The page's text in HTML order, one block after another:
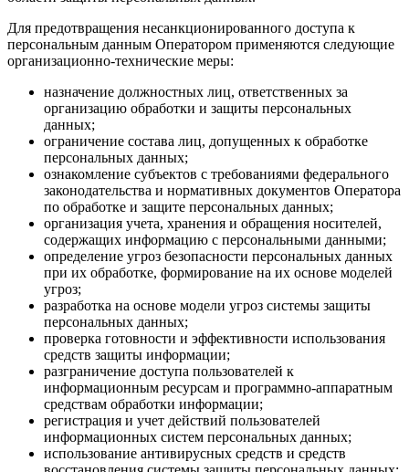
Для предотвращения несанкционированного доступа к
персональным данным Оператором применяются следующие
организационно-технические меры:
назначение должностных лиц, ответственных за
организацию обработки и защиты персональных
данных;
ограничение состава лиц, допущенных к обработке
персональных данных;
ознакомление субъектов с требованиями федерального
законодательства и нормативных документов Оператора
по обработке и защите персональных данных;
организация учета, хранения и обращения носителей,
содержащих информацию с персональными данными;
определение угроз безопасности персональных данных
при их обработке, формирование на их основе моделей
угроз;
разработка на основе модели угроз системы защиты
персональных данных;
проверка готовности и эффективности использования
средств защиты информации;
разграничение доступа пользователей к
информационным ресурсам и программно-аппаратным
средствам обработки информации;
регистрация и учет действий пользователей
информационных систем персональных данных;
использование антивирусных средств и средств